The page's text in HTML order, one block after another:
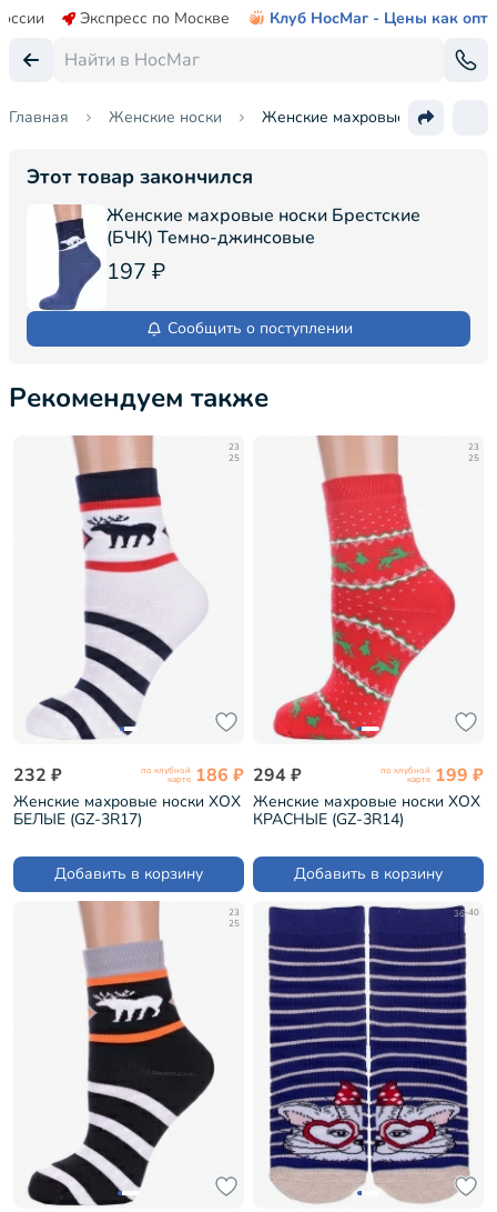
Экспресс по Москве Клуб НосМаг - Цены как опт
Главная Женские носки Женские махровые носки
Этот товар закончился
Женские махровые носки Брестские
(БЧК) Темно-джинсовые
197 ₽
Сообщить о поступлении
Рекомендуем также
23
25
232 ₽ по клубной
карте 186 ₽
Женские махровые носки ХОХ
БЕЛЫЕ (GZ-3R17)
Добавить в корзину
23
25
294 ₽ по клубной
карте 199 ₽
Женские махровые носки ХОХ
КРАСНЫЕ (GZ-3R14)
Добавить в корзину
23
25
36-40